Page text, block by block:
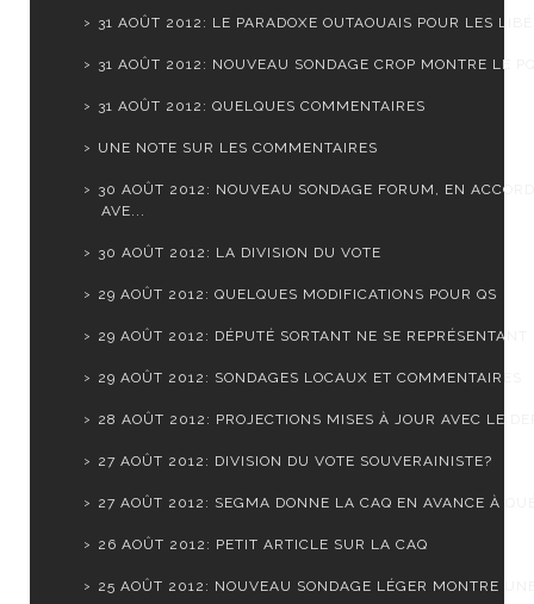
31 AOÛT 2012: LE PARADOXE OUTAOUAIS POUR LES
31 AOÛT 2012: NOUVEAU SONDAGE CROP MONTRE LE
31 AOÛT 2012: QUELQUES COMMENTAIRES
UNE NOTE SUR LES COMMENTAIRES
30 AOÛT 2012: NOUVEAU SONDAGE FORUM, EN ACCORD
AVE...
30 AOÛT 2012: LA DIVISION DU VOTE
29 AOÛT 2012: QUELQUES MODIFICATIONS POUR QS
29 AOÛT 2012: DÉPUTÉ SORTANT NE SE REPRÉSENTANT
29 AOÛT 2012: SONDAGES LOCAUX ET COMMENTAIRES
28 AOÛT 2012: PROJECTIONS MISES À JOUR AVEC LE
27 AOÛT 2012: DIVISION DU VOTE SOUVERAINISTE?
27 AOÛT 2012: SEGMA DONNE LA CAQ EN AVANCE À
26 AOÛT 2012: PETIT ARTICLE SUR LA CAQ
25 AOÛT 2012: NOUVEAU SONDAGE LÉGER MONTRE